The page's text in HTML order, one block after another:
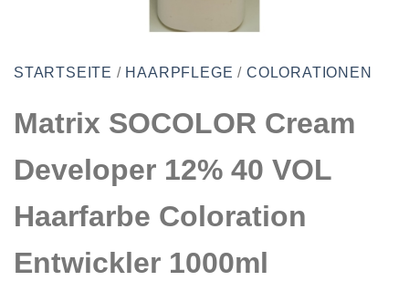
STARTSEITE / HAARPFLEGE / COLORATIONEN
Matrix SOCOLOR Cream
Developer 12% 40 VOL
Haarfarbe Coloration
Entwickler 1000ml